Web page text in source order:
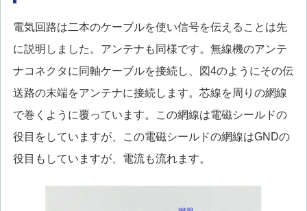
電気回路は二本のケーブルを使い信号を伝えることは先
に説明しました。アンテナも同様です。無線機のアンテ
ナコネクタに同軸ケーブルを接続し、図4のようにその伝
送路の末端をアンテナに接続します。芯線を周りの網線
で巻くように覆っています。この網線は電磁シールドの
役目をしていますが、この電磁シールドの網線はGNDの
役目もしていますが、電流も流れます。